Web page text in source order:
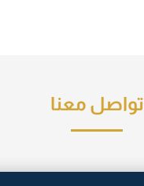
تواصل معنا